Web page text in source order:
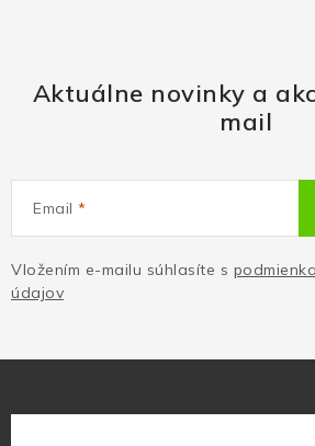
Aktuálne novinky a
mail
Email
Vložením e-mailu súhlasíte s
údajov